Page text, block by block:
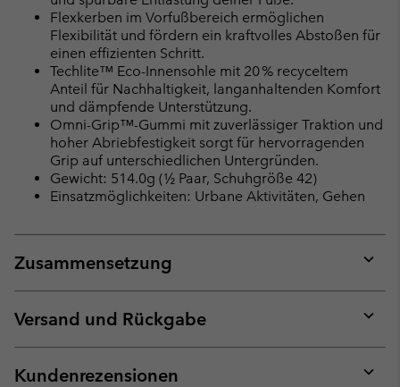
Flexkerben im Vorfußbereich ermöglichen
Flexibilität und fördern ein kraftvolles Abstoßen für
einen effizienten Schritt.
Techlite™ Eco-Innensohle mit 20 % recyceltem
Anteil für Nachhaltigkeit, langanhaltenden Komfort
und dämpfende Unterstützung.
Omni-Grip™-Gummi mit zuverlässiger Traktion und
hoher Abriebfestigkeit sorgt für hervorragenden
Grip auf unterschiedlichen Untergründen.
Gewicht: 514.0g (½ Paar, Schuhgröße 42)
Einsatzmöglichkeiten: Urbane Aktivitäten, Gehen
Zusammensetzung
or
Versand und Rückgabe
or
Kundenrezensionen